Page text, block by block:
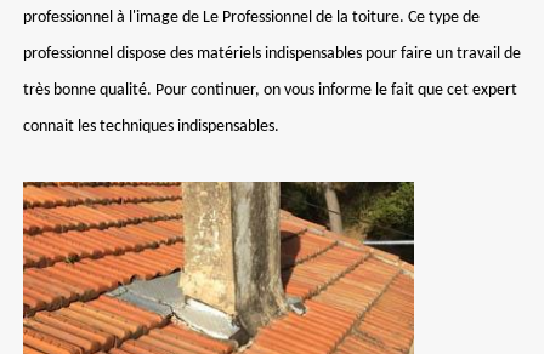
professionnel à l'image de Le Professionnel de la toiture. Ce type de
professionnel dispose des matériels indispensables pour faire un travail de
très bonne qualité. Pour continuer, on vous informe le fait que cet expert
connait les techniques indispensables.